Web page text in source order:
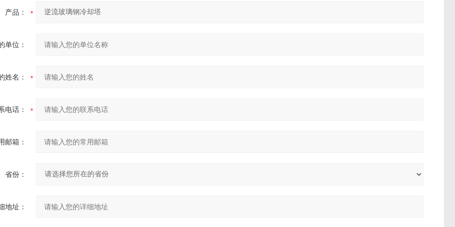
产品：
单位：
姓名：
电话：
邮箱：
省份：
地址：